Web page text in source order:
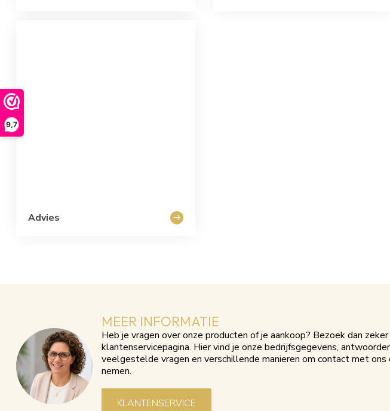
9,7
Advies
MEER INFORMATIE
Heb je vragen over onze producten of je aankoop? Bezoek dan
klantenservicepagina. Hier vind je onze bedrijfsgegevens,
veelgestelde vragen en verschillende manieren om contact met ons
nemen.
KLANTENSERVICE